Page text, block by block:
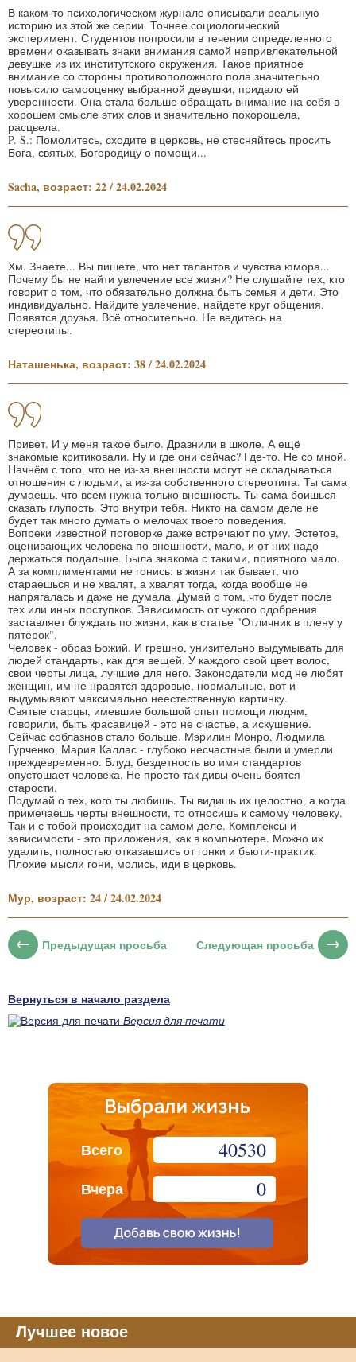
В каком-то психологическом журнале описывали реальную
историю из этой же серии. Точнее социологический
эксперимент. Студентов попросили в течении определенного
времени оказывать знаки внимания самой непривлекательной
девушке из их институтского окружения. Такое приятное
внимание со стороны противоположного пола значительно
повысило самооценку выбранной девушки, придало ей
уверенности. Она стала больше обращать внимание на себя в
хорошем смысле этих слов и значительно похорошела,
расцвела.
P. S.: Помолитесь, сходите в церковь, не стесняйтесь просить
Бога, святых, Богородицу о помощи...
Sacha, возраст: 22 / 24.02.2024
Хм. Знаете... Вы пишете, что нет талантов и чувства юмора...
Почему бы не найти увлечение все жизни? Не слушайте тех, кто
говорит о том, что обязательно должна быть семья и дети. Это
индивидуально. Найдите увлечение, найдёте круг общения.
Появятся друзья. Всё относительно. Не ведитесь на
стереотипы.
Наташенька, возраст: 38 / 24.02.2024
Привет. И у меня такое было. Дразнили в школе. А ещё
знакомые критиковали. Ну и где они сейчас? Где-то. Не со мной.
Начнём с того, что не из-за внешности могут не складываться
отношения с людьми, а из-за собственного стереотипа. Ты сама
думаешь, что всем нужна только внешность. Ты сама боишься
сказать глупость. Это внутри тебя. Никто на самом деле не
будет так много думать о мелочах твоего поведения.
Вопреки известной поговорке даже встречают по уму. Эстетов,
оценивающих человека по внешности, мало, и от них надо
держаться подальше. Была знакома с такими, приятного мало.
А за комплиментами не гонись: в жизни так бывает, что
стараешься и не хвалят, а хвалят тогда, когда вообще не
напрягалась и даже не думала. Думай о том, что будет после
тех или иных поступков. Зависимость от чужого одобрения
заставляет блуждать по жизни, как в статье "Отличник в плену у
пятёрок".
Человек - образ Божий. И грешно, унизительно выдумывать для
людей стандарты, как для вещей. У каждого свой цвет волос,
свои черты лица, лучшие для него. Законодатели мод не любят
женщин, им не нравятся здоровые, нормальные, вот и
выдумывают максимально неестественную картинку.
Святые старцы, имевшие большой опыт помощи людям,
говорили, быть красавицей - это не счастье, а искушение.
Сейчас соблазнов стало больше. Мэрилин Монро, Людмила
Гурченко, Мария Каллас - глубоко несчастные были и умерли
преждевременно. Блуд, бездетность во имя стандартов
опустошает человека. Не просто так дивы очень боятся
старости.
Подумай о тех, кого ты любишь. Ты видишь их целостно, а когда
примечаешь черты внешности, то относишь к самому человеку.
Так и с тобой происходит на самом деле. Комплексы и
зависимости - это приложения, как в компьютере. Можно их
удалить, полностью отказавшись от гонки и бьюти-практик.
Плохие мысли гони, молись, иди в церковь.
Мур, возраст: 24 / 24.02.2024
Предыдущая просьба Следующая просьба
Вернуться в начало раздела
Версия для печати
Всего 40530
Вчера 0
Лучшее новое